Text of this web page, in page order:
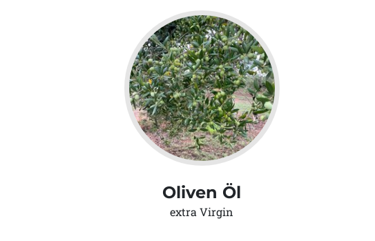
Oliven Öl
extra Virgin